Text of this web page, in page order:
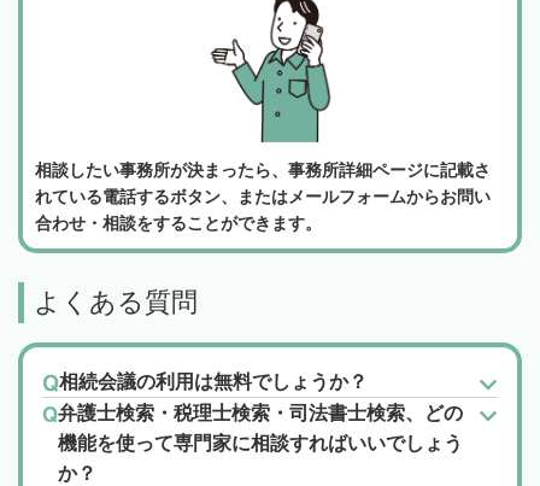
相談したい事務所が決まったら、事務所詳細ページに記載さ
れている電話するボタン、またはメールフォームからお問い
合わせ・相談をすることができます。
よくある質問
相続会議の利用は無料でしょうか？
弁護士検索・税理士検索・司法書士検索、どの
機能を使って専門家に相談すればいいでしょう
か？